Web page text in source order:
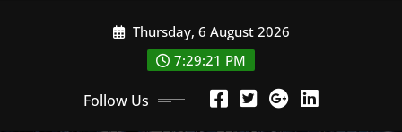
Thursday, 6 August 2026
7:29:22 PM
Follow Us